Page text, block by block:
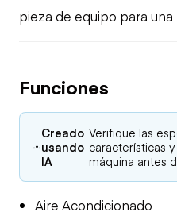
pieza de equipo para
Funciones
Creado
usando
IA
Verifique las
características
máquina antes
Aire Acondicionado